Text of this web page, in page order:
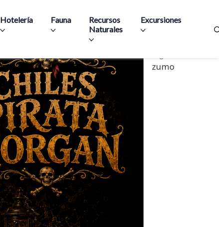
Hotelería Fauna
Recursos
Naturales
Excursiones